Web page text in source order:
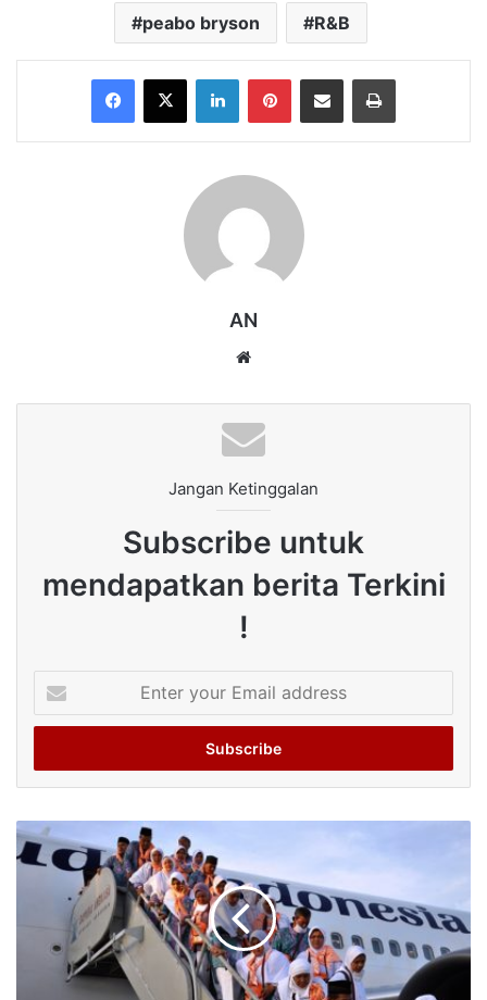
peabo bryson R&B
Facebook
X LinkedInPinterestShare via Email Print
AN
Jangan Ketinggalan
Subscribe untuk
mendapatkan berita Terkini
!
your
Email